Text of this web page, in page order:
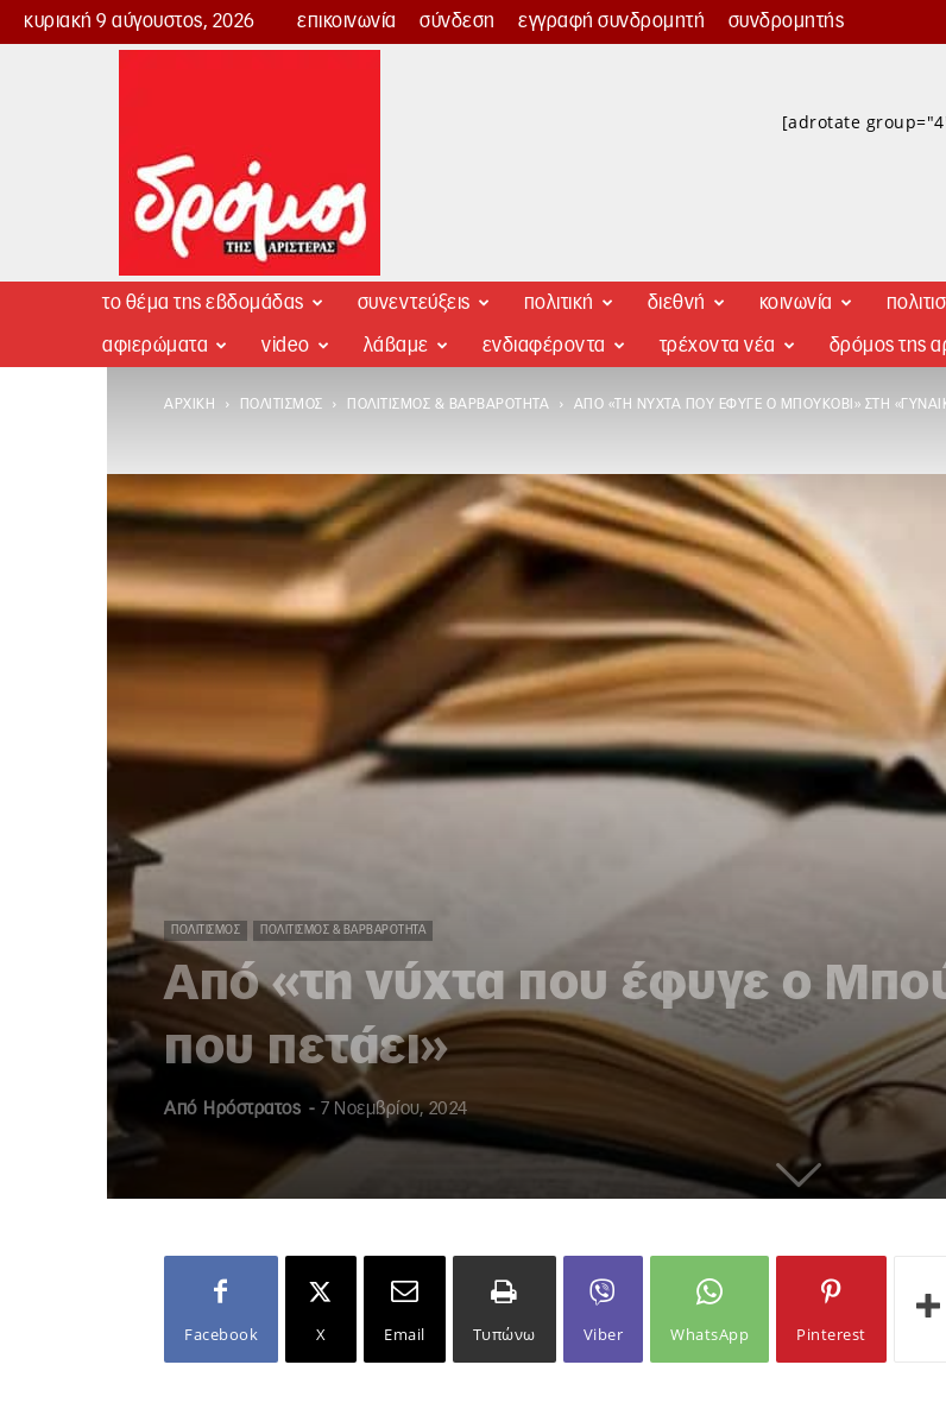
κυριακή 9 αύγουστος, 2026 επικοινωνία σύνδεση εγγραφή συνδρομητή συνδρομητής
Δρόμος
[adrotate
το θέμα της εβδομάδας συνεντεύξεις πολιτική διεθνή κοινωνία
αφιερώματα video λάβαμε ενδιαφέροντα τρέχοντα νέα δρόμος της
ΑΡΧΙΚΉ ΠΟΛΙΤΙΣΜΌΣ ΠΟΛΙΤΙΣΜΌΣ & ΒΑΡΒΑΡΌΤΗΤΑ ΑΠΌ «ΤΗ ΝΎΧΤΑ ΠΟΥ ΈΦΥΓΕ Ο ΜΠΟΎΚΟΒΙ» ΣΤΗ
ΠΟΛΙΤΙΣΜΌΣ ΠΟΛΙΤΙΣΜΌΣ & ΒΑΡΒΑΡΌΤΗΤΑ
Από «τη νύχτα που έφυγε ο
που πετάει»
Από Ηρόστρατος - 7 Νοεμβρίου, 2024
Facebook X Email Τυπώνω Viber WhatsApp Pinterest